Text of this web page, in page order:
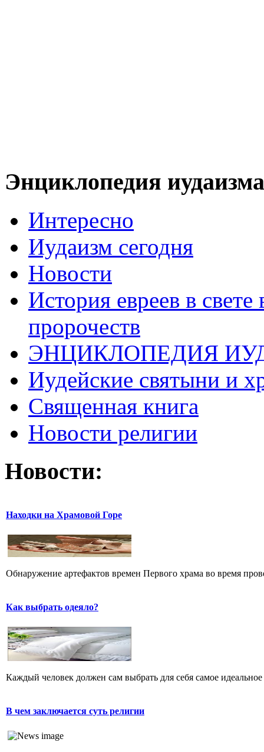
Энциклопедия иудаизма
Интересно
Иудаизм сегодня
Новости
История евреев в
пророчеств
ЭНЦИКЛОПЕДИЯ
Иудейские святыни и
Священная книга
Новости религии
Новости:
Находки на Храмовой Горе
Обнаружение артефактов времен Первого храма во время
Как выбрать одеяло?
Каждый человек должен сам выбрать для себя самое
В чем заключается суть религии